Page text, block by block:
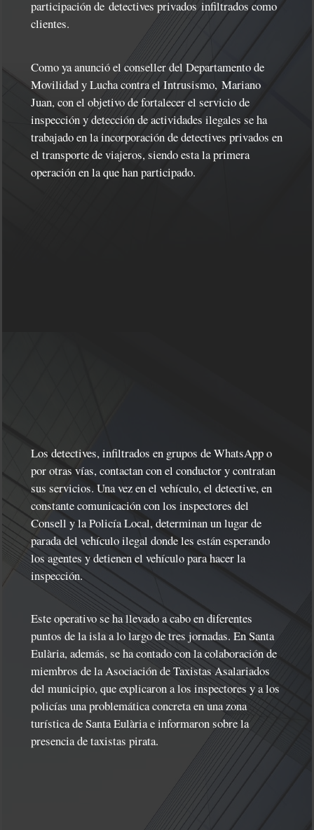
participación de detectives privados infiltrados como
clientes.
Como ya anunció el conseller del Departamento de
Movilidad y Lucha contra el Intrusismo, Mariano
Juan, con el objetivo de fortalecer el servicio de
inspección y detección de actividades ilegales se ha
trabajado en la incorporación de detectives privados en
el transporte de viajeros, siendo esta la primera
operación en la que han participado.
Los detectives, infiltrados en grupos de WhatsApp o
por otras vías, contactan con el conductor y contratan
sus servicios. Una vez en el vehículo, el detective, en
constante comunicación con los inspectores del
Consell y la Policía Local, determinan un lugar de
parada del vehículo ilegal donde les están esperando
los agentes y detienen el vehículo para hacer la
inspección.
Este operativo se ha llevado a cabo en diferentes
puntos de la isla a lo largo de tres jornadas. En Santa
Eulària, además, se ha contado con la colaboración de
miembros de la Asociación de Taxistas Asalariados
del municipio, que explicaron a los inspectores y a los
policías una problemática concreta en una zona
turística de Santa Eulària e informaron sobre la
presencia de taxistas pirata.